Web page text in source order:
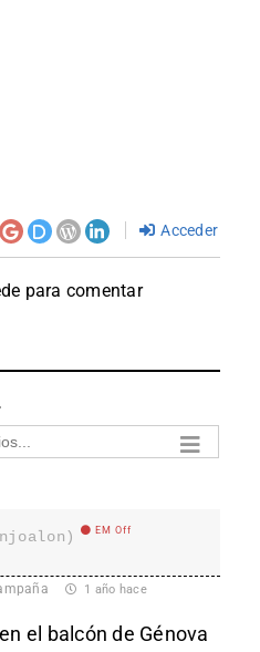
Acceder
para comentar
EM Off
1 año hace
el balcón de Génova